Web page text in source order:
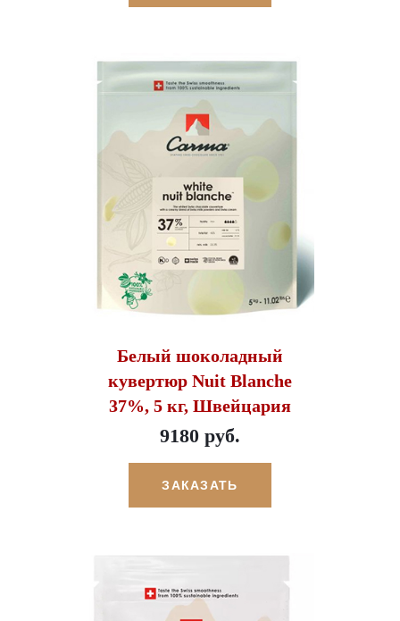
Белый шоколадный
кувертюр Nuit Blanche
37%, 5 кг, Швейцария
9180 руб.
ЗАКАЗАТЬ